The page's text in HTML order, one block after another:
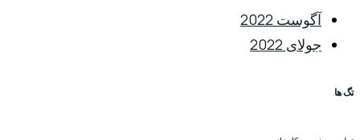
آگوست 2022
جولای 2022
تگ ها